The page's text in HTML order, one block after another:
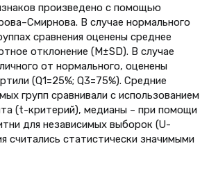
произведено с помощью
В случае нормального
сравнения оценены среднее
отклонение (M±SD). В случае
от нормального, оценены
(Q1=25%; Q3=75%). Средние
групп сравнивали с использованием
(t-критерий), медианы – при помощи
для независимых выборок (U-
считались статистически значимыми